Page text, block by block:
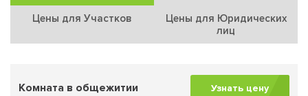
Цены для Участков
Цены для Юридических
лиц
Комната в общежитии Узнать цену